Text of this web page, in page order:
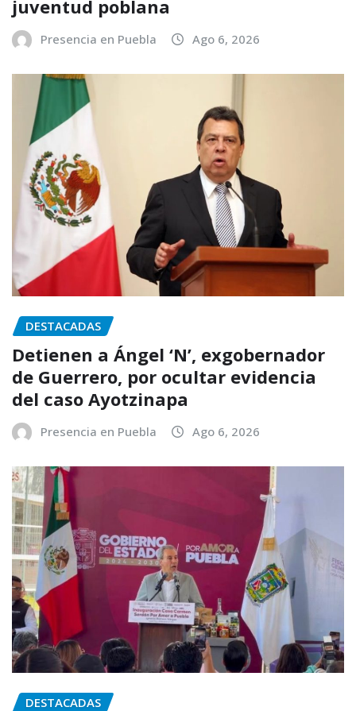
juventud poblana
Presencia en Puebla Ago 6, 2026
DESTACADAS
Detienen a Ángel ‘N’, exgobernador
de Guerrero, por ocultar evidencia
del caso Ayotzinapa
Presencia en Puebla Ago 6, 2026
DESTACADAS